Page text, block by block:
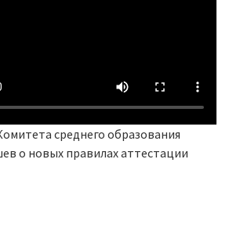
среднего образования
о новых правилах аттестации